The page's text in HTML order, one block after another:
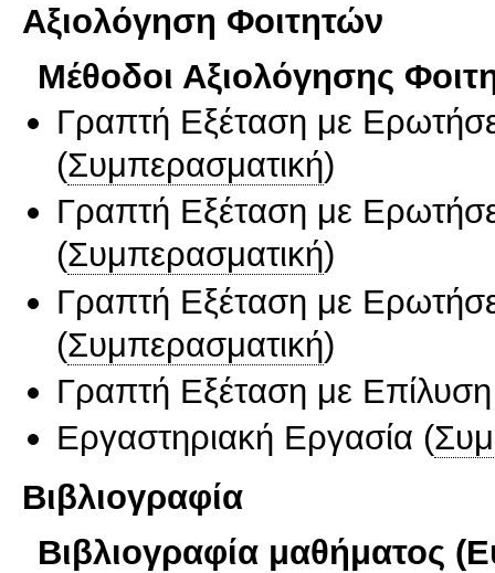
Αξιολόγηση Φοιτητών
Μέθοδοι Αξιολόγησης
Γραπτή Εξέταση με
(Συμπερασματική)
Γραπτή Εξέταση με
(Συμπερασματική)
Γραπτή Εξέταση με
(Συμπερασματική)
Γραπτή Εξέταση με
Εργαστηριακή Εργασία (
Βιβλιογραφία
Βιβλιογραφία μαθήματος